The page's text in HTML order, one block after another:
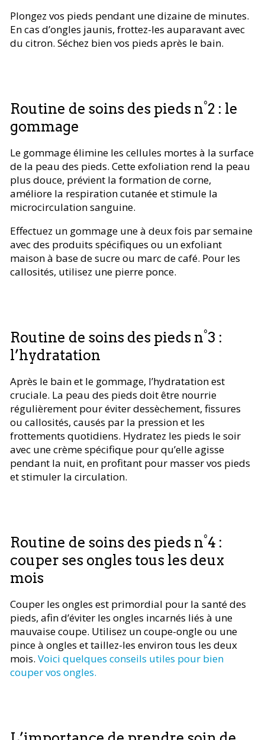
Plongez vos pieds pendant une dizaine de minutes.
En cas d’ongles jaunis, frottez-les auparavant avec
du citron. Séchez bien vos pieds après le bain.
Routine de soins des pieds n°2 : le
gommage
Le gommage élimine les cellules mortes à la surface
de la peau des pieds. Cette exfoliation rend la peau
plus douce, prévient la formation de corne,
améliore la respiration cutanée et stimule la
microcirculation sanguine.
Effectuez un gommage une à deux fois par semaine
avec des produits spécifiques ou un exfoliant
maison à base de sucre ou marc de café. Pour les
callosités, utilisez une pierre ponce.
Routine de soins des pieds n°3 :
l’hydratation
Après le bain et le gommage, l’hydratation est
cruciale. La peau des pieds doit être nourrie
régulièrement pour éviter dessèchement, fissures
ou callosités, causés par la pression et les
frottements quotidiens. Hydratez les pieds le soir
avec une crème spécifique pour qu’elle agisse
pendant la nuit, en profitant pour masser vos pieds
et stimuler la circulation.
Routine de soins des pieds n°4 :
couper ses ongles tous les deux
mois
Couper les ongles est primordial pour la santé des
pieds, afin d’éviter les ongles incarnés liés à une
mauvaise coupe. Utilisez un coupe-ongle ou une
pince à ongles et taillez-les environ tous les deux
mois. Voici quelques conseils utiles pour bien
couper vos ongles.